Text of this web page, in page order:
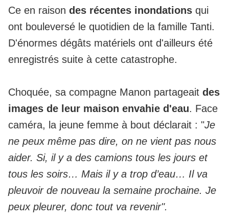
Ce en raison des récentes inondations qui
ont bouleversé le quotidien de la famille Tanti.
D'énormes dégâts matériels ont d'ailleurs été
enregistrés suite à cette catastrophe.
Choquée, sa compagne Manon partageait des
images de leur maison envahie d'eau. Face
caméra, la jeune femme à bout déclarait : "Je
ne peux même pas dire, on ne vient pas nous
aider. Si, il y a des camions tous les jours et
tous les soirs… Mais il y a trop d’eau… Il va
pleuvoir de nouveau la semaine prochaine. Je
peux pleurer, donc tout va revenir".